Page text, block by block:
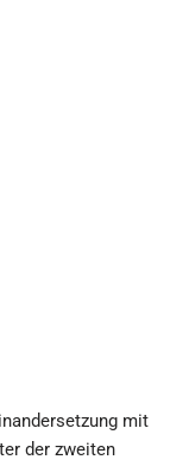
mit
der zweiten